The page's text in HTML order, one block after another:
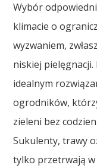
Wybór
klimacie o
wyzwaniem,
niskiej
idealnym
ogrodników,
zieleni bez
Sukulenty, trawy
tylko przetrwają